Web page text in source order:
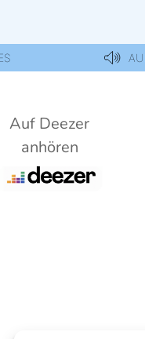
Auf Deezer
anhören